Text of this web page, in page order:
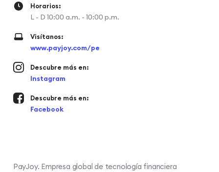
Horarios:
L - D 10:00 a.m. - 10:00 p.m.
Visítanos:
www.payjoy.com/pe
Descubre más en:
Instagram
Descubre más en:
Facebook
PayJoy. Empresa global de tecnología financiera